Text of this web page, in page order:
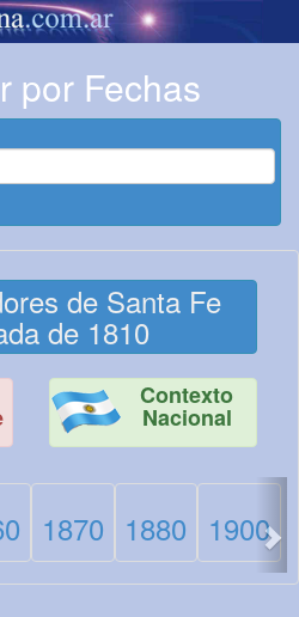
por Fechas
de Santa Fe
de 1810
Contexto
Nacional
1870 1880 1900
>